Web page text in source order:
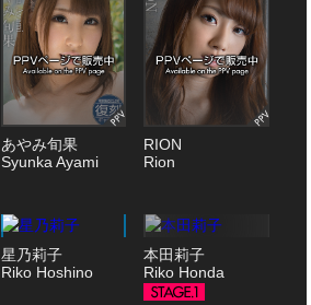
あやみ旬果
Syunka Ayami
RION
Rion
星乃莉子
Riko Hoshino
本田莉子
Riko Honda